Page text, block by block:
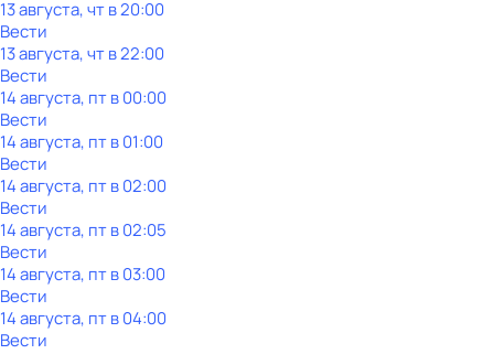
13 августа, чт в 20:00
Вести
13 августа, чт в 22:00
Вести
14 августа, пт в 00:00
Вести
14 августа, пт в 01:00
Вести
14 августа, пт в 02:00
Вести
14 августа, пт в 02:05
Вести
14 августа, пт в 03:00
Вести
14 августа, пт в 04:00
Вести